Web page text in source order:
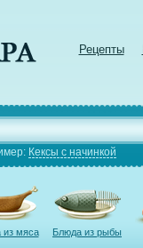
Рецепты
Кексы с начинкой
из мяса Блюда из рыбы